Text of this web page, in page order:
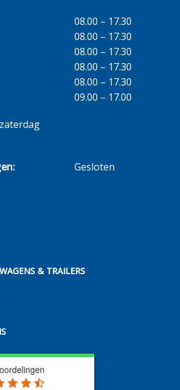
08.00 – 17.30
08.00 – 17.30
08.00 – 17.30
08.00 – 17.30
08.00 – 17.30
09.00 – 17.00
Gesloten
& TRAILERS